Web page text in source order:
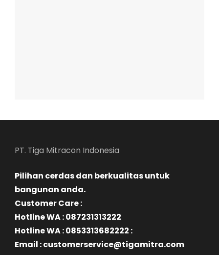
PT. Tiga Mitracon Indonesia
Pilihan cerdas dan berkualitas untuk
bangunan anda.
Customer Care :
Hotline WA : 087231313222
Hotline WA : 0853313682222 :
Email : customerservice@tigamitra.com